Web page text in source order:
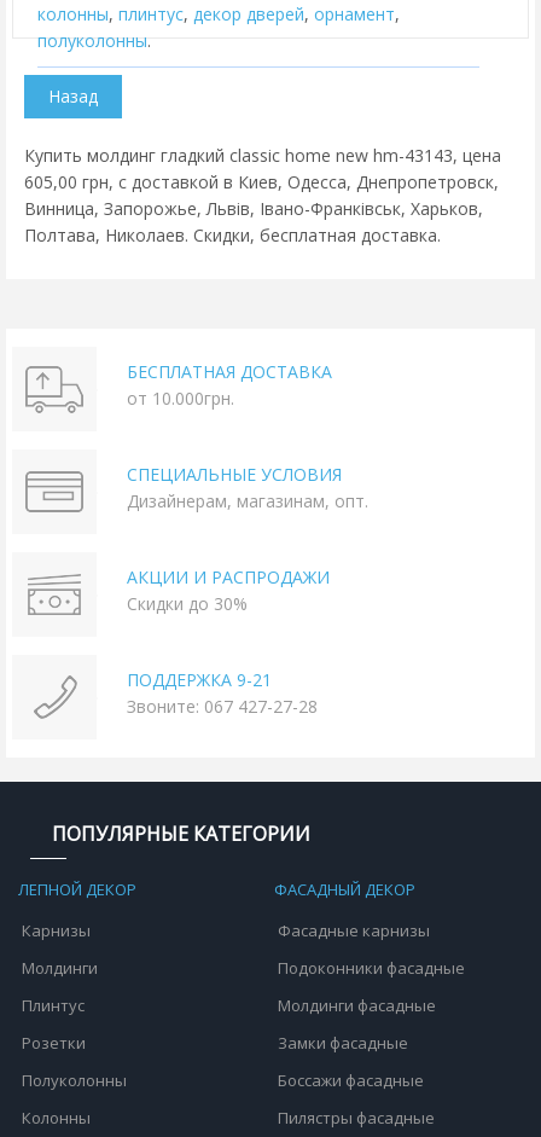
колонны, плинтус, декор дверей, орнамент,
полуколонны.
Купить молдинг гладкий classic home new hm-43143, цена
605,00 грн, с доставкой в Киев, Одесса, Днепропетровск,
Винница, Запорожье, Львів, Івано-Франківськ, Харьков,
Полтава, Николаев. Скидки, бесплатная доставка.
БЕСПЛАТНАЯ ДОСТАВКА
от 10.000грн.
СПЕЦИАЛЬНЫЕ УСЛОВИЯ
Дизайнерам, магазинам, опт.
АКЦИИ И РАСПРОДАЖИ
Скидки до 30%
ПОДДЕРЖКА 9-21
Звоните: 067 427-27-28
ПОПУЛЯРНЫЕ КАТЕГОРИИ
ЛЕПНОЙ ДЕКОР
Карнизы
Молдинги
Плинтус
Розетки
Полуколонны
Колонны
ФАСАДНЫЙ ДЕКОР
Фасадные карнизы
Подоконники фасадные
Молдинги фасадные
Замки фасадные
Боссажи фасадные
Пилястры фасадные